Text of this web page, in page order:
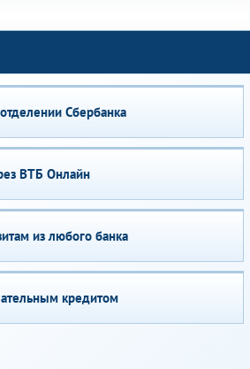
Сбербанка
ВТБ Онлайн
из любого банка
кредитом